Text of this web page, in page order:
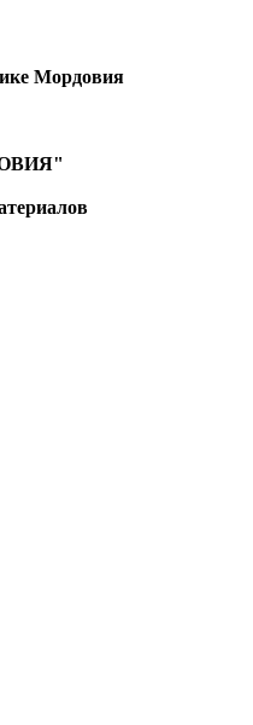
Мордовия